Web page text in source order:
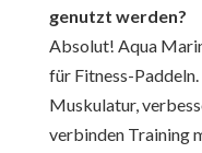
genutzt werden?
Absolut! Aqua
für Fitness-
Muskulatur,
verbinden Training